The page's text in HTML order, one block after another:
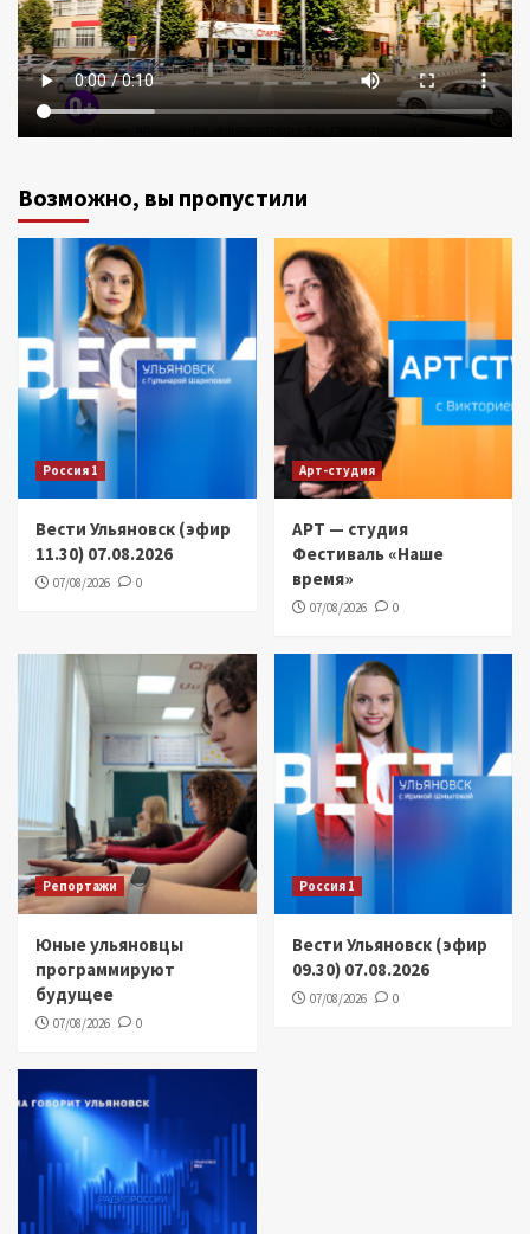
Возможно, вы пропустили
Россия 1
Вести Ульяновск (эфир
11.30) 07.08.2026
07/08/2026 0
Арт-студия
АРТ — студия
Фестиваль «Наше
время»
07/08/2026 0
Репортажи
Юные ульяновцы
программируют
будущее
07/08/2026 0
Россия 1
Вести Ульяновск (эфир
09.30) 07.08.2026
07/08/2026 0